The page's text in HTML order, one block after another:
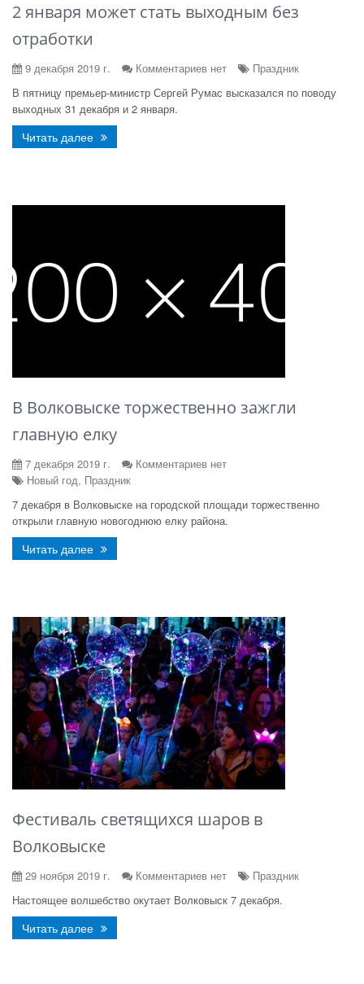
2 января может стать выходным без
отработки
9 декабря 2019 г. Комментариев нет
Праздник
В пятницу премьер-министр Сергей Румас высказался по поводу
выходных 31 декабря и 2 января.
Читать далее
В Волковыске торжественно зажгли
главную елку
7 декабря 2019 г.
Комментариев нет
Новый год, Праздник
7 декабря в Волковыске на городской площади торжественно
открыли главную новогоднюю елку района.
Читать далее
Фестиваль светящихся шаров в
Волковыске
29 ноября 2019 г. Комментариев нет
Праздник
Настоящее волшебство окутает Волковыск 7 декабря.
Читать далее